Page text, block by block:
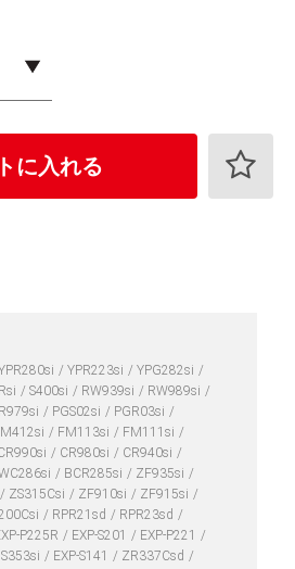
YPR223si
YPG282si
S400si RW939si
RW989si
R979si PGS02si
PGR03si
FM113si
FM111si
CR980si
CR940si
BCR285si
ZF935si
ZS315Csi ZF910si
ZF915si
RPR21sd
RPR23sd
P225R EXP-S201
EXP-P221
S353si EXP-S141
ZR337Csd
に入れる